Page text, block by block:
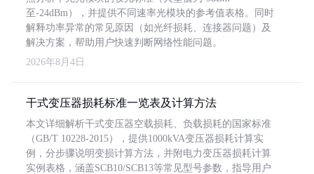
至-24dBm），并提供不同速率光模块的参考值表格。同时
解释功率异常的常见原因（如光纤损耗、连接器问题）及
解决方案，帮助用户快速判断网络性能问题。
2026年8月4日
干式变压器损耗标准一览表及计算方法
本文详细解析干式变压器空载损耗、负载损耗的国家标准
（GB/T 10228-2015），提供1000kVA变压器损耗计算实
例，分步骤说明变损计算方法，并附电力变压器损耗计算
实例表格，涵盖SCB10/SCB13等常见型号参数，指导用户